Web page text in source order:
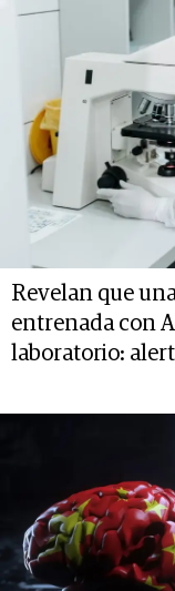
Revelan que
entrenada con
laboratorio: